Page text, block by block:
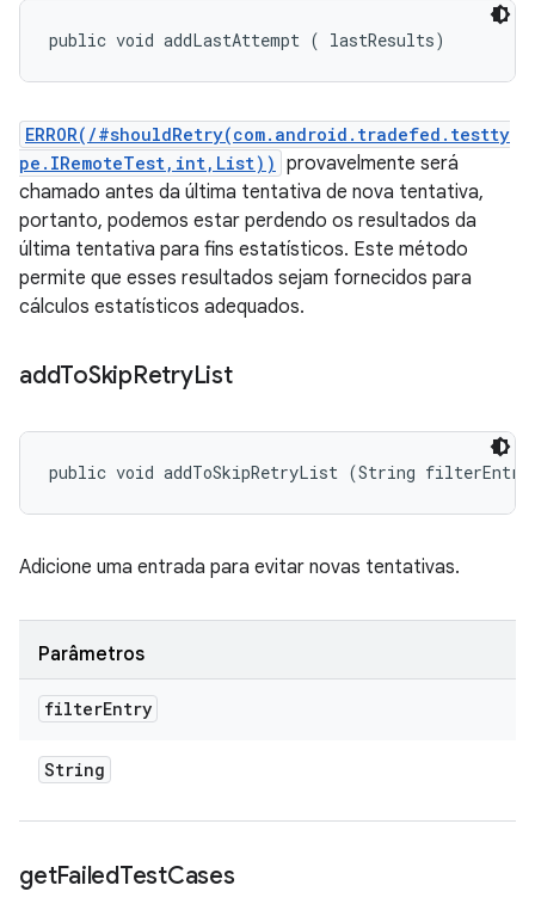
public void addLastAttempt ( lastResults)
ERROR(/#shouldRetry(com.android.tradefed.testty
pe.IRemoteTest,int,List)) provavelmente será
chamado antes da última tentativa de nova tentativa,
portanto, podemos estar perdendo os resultados da
última tentativa para fins estatísticos. Este método
permite que esses resultados sejam fornecidos para
cálculos estatísticos adequados.
addToSkipRetryList
public void addToSkipRetryList (String
Adicione uma entrada para evitar novas tentativas.
Parâmetros
filterEntry
String
getFailedTestCases